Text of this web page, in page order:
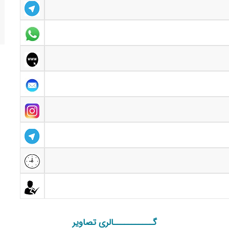
گـــــــــــالری تصاویر